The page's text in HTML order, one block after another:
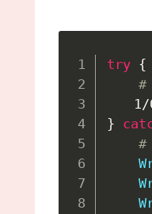
try {
#
}
#